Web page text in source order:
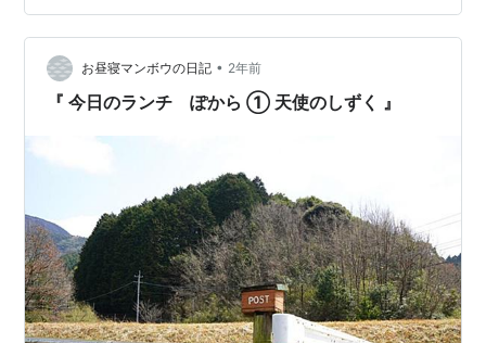
ち。 『 こんちわ～ 』じい様たちに挨拶、かけ湯して。
安心院名産、スッポン君の湯口。 少しとろみを感じるき
れいなお湯、日差しを受けてキラキラ。 旧称は含重…
お昼寝マンボウの日記 • 2年前
『 今日のランチ ぽから ① 天使のしずく 』